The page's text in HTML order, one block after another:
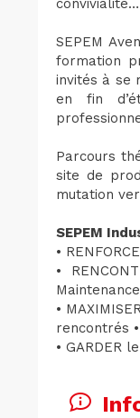
convivialité…
SEPEM
formation
invités à se
en fin
Parcours
site de
mutation
SEPEM
•
•
•
rencontrés
• GARDER